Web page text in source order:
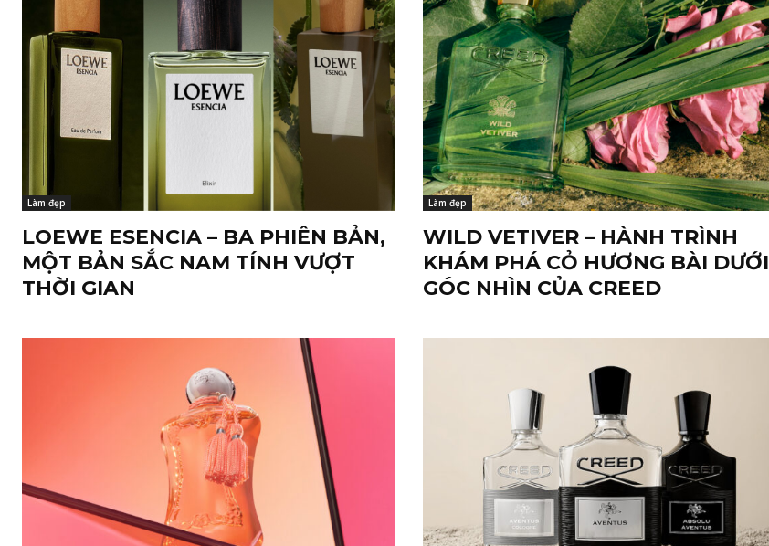
Làm đẹp
LOEWE ESENCIA – BA PHIÊN BẢN,
MỘT BẢN SẮC NAM TÍNH VƯỢT
THỜI GIAN
Làm đẹp
WILD VETIVER – HÀNH TRÌNH
KHÁM PHÁ CỎ HƯƠNG BÀI DƯỚI
GÓC NHÌN CỦA CREED